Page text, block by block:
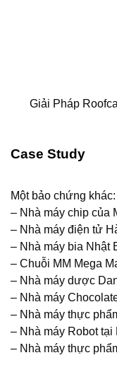
Giải Pháp
Case Study
Một bảo chứng
– Nhà máy chip của
– Nhà máy điện tử
– Nhà máy bia Nhật
– Chuỗi MM Mega
– Nhà máy dược
– Nhà máy
– Nhà máy thực
– Nhà máy Robot tại
– Nhà máy thực